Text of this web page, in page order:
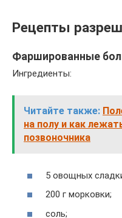
Рецепты
Фаршированные
Ингредиенты:
Читайте также:
на полу и как
позвоночника
5 овощных
200 г морковки;
соль;